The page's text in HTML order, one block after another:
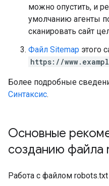
можно опустить, и
умолчанию агенты
сканировать сайт
Файл Sitemap этого
https://
Более подробные
Синтаксис.
Основные
созданию файла
Работа с файлом